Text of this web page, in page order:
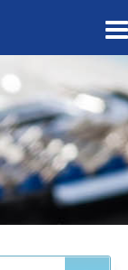
T
o
g
l
e
n
a